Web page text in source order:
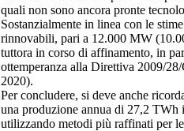
quali non sono ancora pronte
Sostanzialmente in linea con le
rinnovabili, pari a 12.000 MW
tuttora in corso di affinamento, in
ottemperanza alla Direttiva 2009/
2020).
Per concludere, si deve anche
una produzione annua di 27,2 TWh
utilizzando metodi più raffinati per